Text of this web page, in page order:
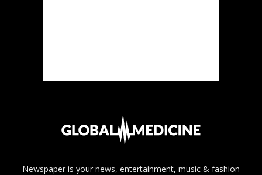
Newspaper is your news, entertainment, music & fashion